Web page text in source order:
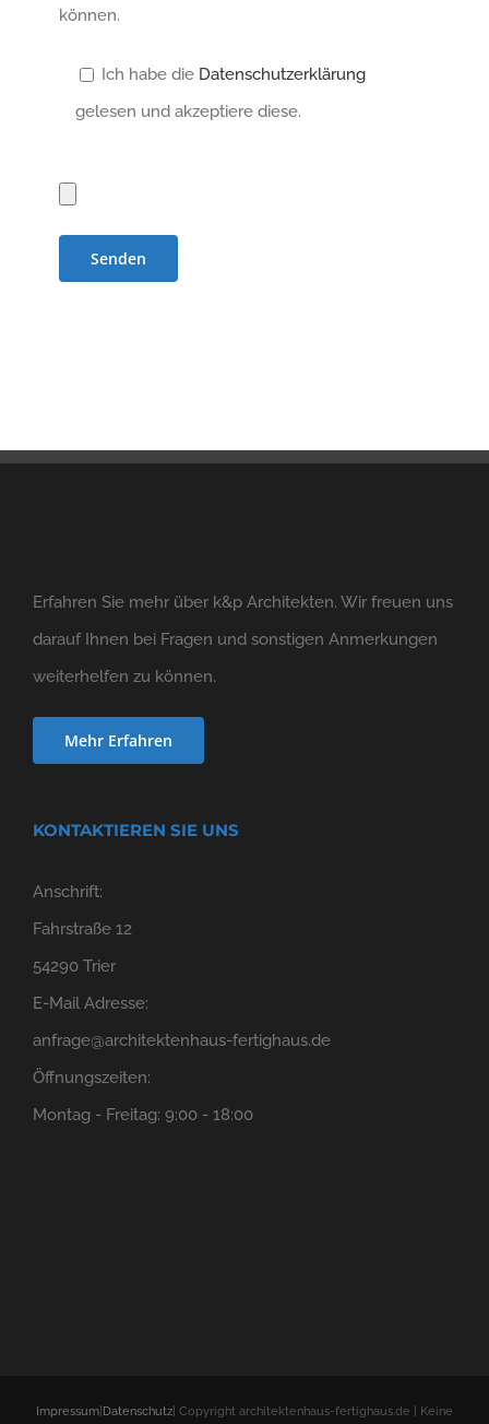
können.
Ich habe die Datenschutzerklärung
gelesen und akzeptiere diese.
lasse
Feld
Erfahren Sie mehr über k&p Architekten. Wir freuen uns
darauf Ihnen bei Fragen und sonstigen Anmerkungen
weiterhelfen zu können.
Mehr Erfahren
KONTAKTIEREN SIE UNS
Anschrift:
Fahrstraße 12
54290 Trier
E-Mail Adresse:
anfrage@architektenhaus-fertighaus.de
Öffnungszeiten:
Montag - Freitag: 9:00 - 18:00
Impressum Datenschutz | Copyright architektenhaus-fertighaus.de | Keine